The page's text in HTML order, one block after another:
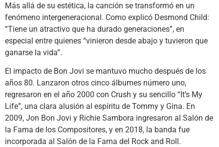
Más allá de su estética, la canción se transformó en un
fenómeno intergeneracional. Como explicó Desmond Child:
“Tiene un atractivo que ha durado generaciones”, en
especial entre quienes “vinieron desde abajo y tuvieron que
ganarse la vida”.
El impacto de Bon Jovi se mantuvo mucho después de los
años 80. Lanzaron otros cinco álbumes número uno,
regresaron en el año 2000 con Crush y su sencillo “It’s My
Life”, una clara alusión al espíritu de Tommy y Gina. En
2009, Jon Bon Jovi y Richie Sambora ingresaron al Salón de
la Fama de los Compositores, y en 2018, la banda fue
incorporada al Salón de la Fama del Rock and Roll.